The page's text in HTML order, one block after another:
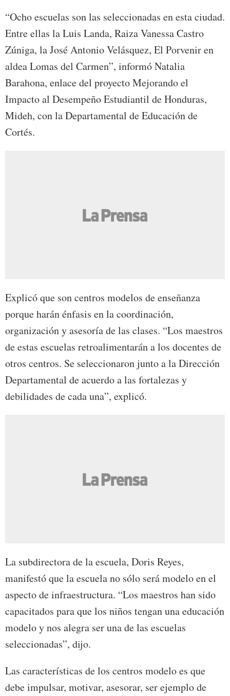
“Ocho escuelas son las seleccionadas en esta ciudad.
Entre ellas la Luis Landa, Raiza Vanessa Castro
Zúniga, la José Antonio Velásquez, El Porvenir en
aldea Lomas del Carmen”, informó Natalia
Barahona, enlace del proyecto Mejorando el
Impacto al Desempeño Estudiantil de Honduras,
Mideh, con la Departamental de Educación de
Cortés.
Explicó que son centros modelos de enseñanza
porque harán énfasis en la coordinación,
organización y asesoría de las clases. “Los maestros
de estas escuelas retroalimentarán a los docentes de
otros centros. Se seleccionaron junto a la Dirección
Departamental de acuerdo a las fortalezas y
debilidades de cada una”, explicó.
La subdirectora de la escuela, Doris Reyes,
manifestó que la escuela no sólo será modelo en el
aspecto de infraestructura. “Los maestros han sido
capacitados para que los niños tengan una educación
modelo y nos alegra ser una de las escuelas
seleccionadas”, dijo.
Las características de los centros modelo es que
debe impulsar, motivar, asesorar, ser ejemplo de